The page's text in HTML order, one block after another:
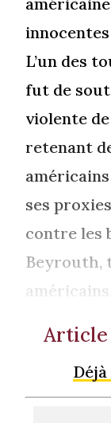
L’un des
fut de
violente de
retenant
ses
contre les
Beyrouth,
Article